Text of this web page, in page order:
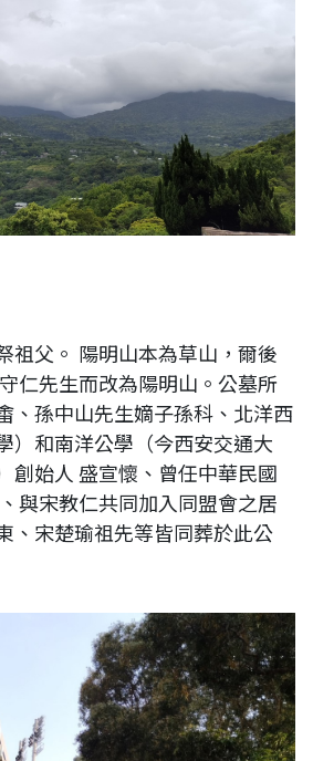
祖父。 陽明山本為草山，爾後
仁先生而改為陽明山。公墓所
、孫中山先生嫡子孫科、北洋西
）和南洋公學（今西安交通大
創始人 盛宣懷、曾任中華民國
與宋教仁共同加入同盟會之居
、宋楚瑜祖先等皆同葬於此公